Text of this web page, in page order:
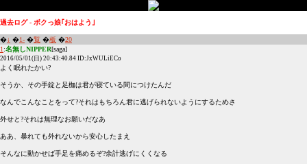
過去ログ - ボクっ娘｢おはよう｣
�↓ �1- �覧 �板 �20
1 :名無しNIPPER[saga]
2016/05/01(日) 20:43:40.84 ID:JxWULiECo
よく眠れたかい?
そうか、その手錠と足枷は君が寝ている間につけたんだ
なんでこんなことをって?それはもちろん君に逃げられないようにするためさ
外せと?それは無理なお願いだなあ
ああ、暴れても外れないから安心したまえ
そんなに動かせば手足を痛めるぞ?余計逃げにくくなる